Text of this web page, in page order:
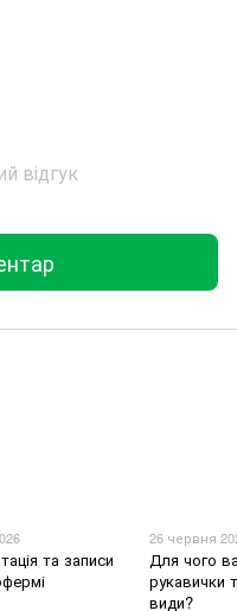
відгук
та записи
26 червня
Для чого
рукавички
види?